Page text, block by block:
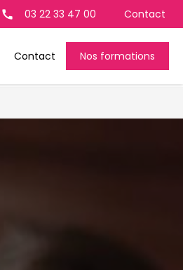
call 03 22 33 47 00 Contact
Contact Nos formations